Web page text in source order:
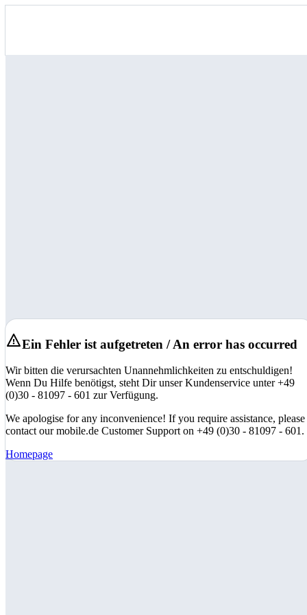
Ein Fehler ist aufgetreten / An error has occurred
Wir bitten die verursachten Unannehmlichkeiten zu entschuldigen!
Wenn Du Hilfe benötigst, steht Dir unser Kundenservice unter +49
(0)30 - 81097 - 601 zur Verfügung.
We apologise for any inconvenience! If you require assistance, please
contact our mobile.de Customer Support on +49 (0)30 - 81097 - 601.
Homepage